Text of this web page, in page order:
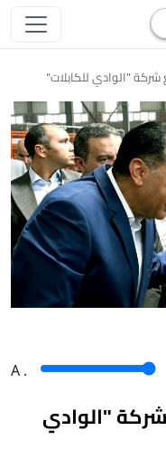
شركة "الوادي للكابلات"
A .
"الوادي